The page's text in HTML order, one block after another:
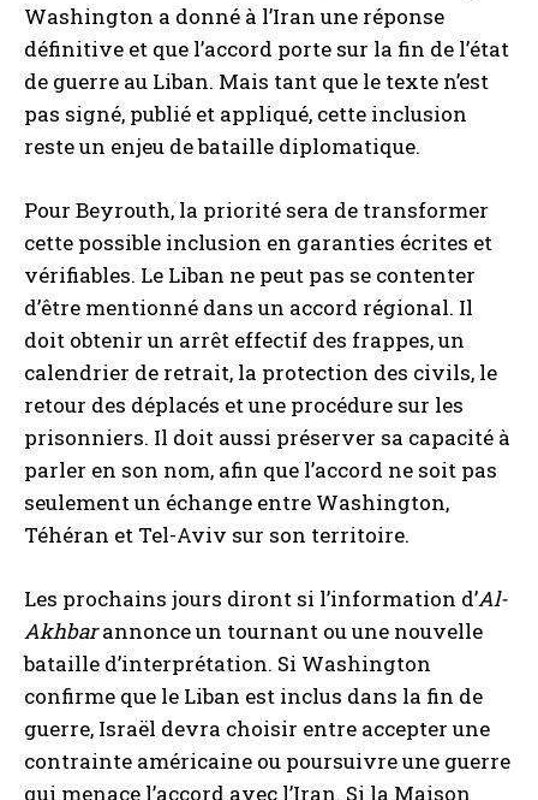
Washington a donné à l’Iran une réponse
définitive et que l’accord porte sur la fin de l’état
de guerre au Liban. Mais tant que le texte n’est
pas signé, publié et appliqué, cette inclusion
reste un enjeu de bataille diplomatique.
Pour Beyrouth, la priorité sera de transformer
cette possible inclusion en garanties écrites et
vérifiables. Le Liban ne peut pas se contenter
d’être mentionné dans un accord régional. Il
doit obtenir un arrêt effectif des frappes, un
calendrier de retrait, la protection des civils, le
retour des déplacés et une procédure sur les
prisonniers. Il doit aussi préserver sa capacité à
parler en son nom, afin que l’accord ne soit pas
seulement un échange entre Washington,
Téhéran et Tel-Aviv sur son territoire.
Les prochains jours diront si l’information d’Al-
Akhbarannonce un tournant ou une nouvelle
bataille d’interprétation. Si Washington
confirme que le Liban est inclus dans la fin de
guerre, Israël devra choisir entre accepter une
contrainte américaine ou poursuivre une guerre
qui menace l’accord avec l’Iran. Si la Maison